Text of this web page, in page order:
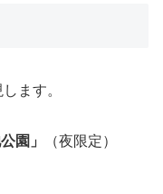
ます。
園」
（夜限定）